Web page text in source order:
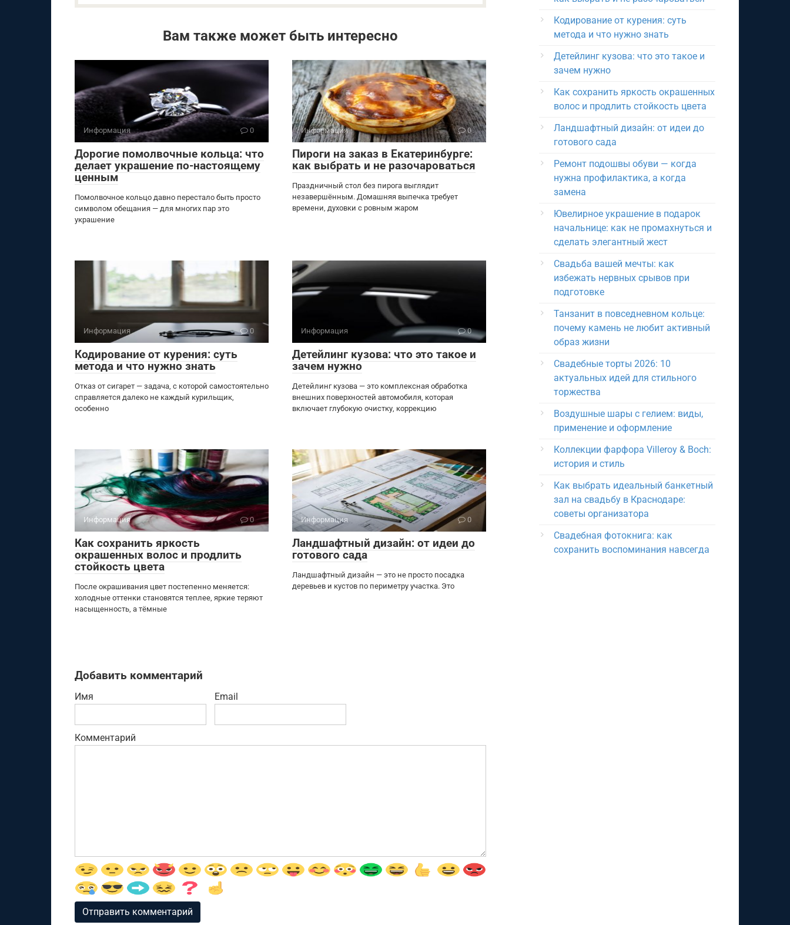
Вам также может быть интересно
Информация 0
Дорогие помолвочные кольца: что
делает украшение по-настоящему
ценным
Помолвочное кольцо давно перестало быть просто
символом обещания — для многих пар это
украшение
Информация 0
Пироги на заказ в Екатеринбурге:
как выбрать и не разочароваться
Праздничный стол без пирога выглядит
незавершённым. Домашняя выпечка требует
времени, духовки с ровным жаром
Информация 0
Кодирование от курения: суть
метода и что нужно знать
Отказ от сигарет — задача, с которой самостоятельно
справляется далеко не каждый курильщик,
особенно
Информация 0
Детейлинг кузова: что это такое и
зачем нужно
Детейлинг кузова — это комплексная обработка
внешних поверхностей автомобиля, которая
включает глубокую очистку, коррекцию
Информация 0
Как сохранить яркость
окрашенных волос и продлить
стойкость цвета
После окрашивания цвет постепенно меняется:
холодные оттенки становятся теплее, яркие теряют
насыщенность, а тёмные
Информация 0
Ландшафтный дизайн: от идеи до
готового сада
Ландшафтный дизайн — это не просто посадка
деревьев и кустов по периметру участка. Это
Добавить комментарий
Имя Email
Комментарий
Кодирование от курения: суть
метода и что нужно знать
Детейлинг кузова: что это такое и
зачем нужно
Как сохранить яркость окрашенных
волос и продлить стойкость цвета
Ландшафтный дизайн: от идеи до
готового сада
Ремонт подошвы обуви — когда
нужна профилактика, а когда
замена
Ювелирное украшение в подарок
начальнице: как не промахнуться и
сделать элегантный жест
Свадьба вашей мечты: как
избежать нервных срывов при
подготовке
Танзанит в повседневном кольце:
почему камень не любит активный
образ жизни
Свадебные торты 2026: 10
актуальных идей для стильного
торжества
Воздушные шары с гелием: виды,
применение и оформление
Коллекции фарфора Villeroy & Boch:
история и стиль
Как выбрать идеальный банкетный
зал на свадьбу в Краснодаре:
советы организатора
Свадебная фотокнига: как
сохранить воспоминания навсегда